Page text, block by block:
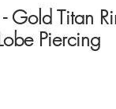
Gold Titan
Piercing